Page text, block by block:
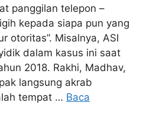
panggilan telepon –
kepada siapa pun yang
otoritas”. Misalnya, ASI
dalam kasus ini saat
2018. Rakhi, Madhav,
langsung akrab
tempat … Baca